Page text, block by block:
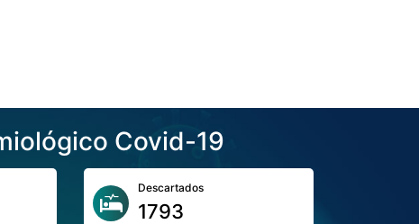
Covid-19
Descartados
1793